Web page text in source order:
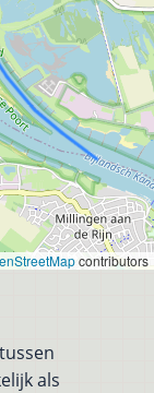
contributors
als